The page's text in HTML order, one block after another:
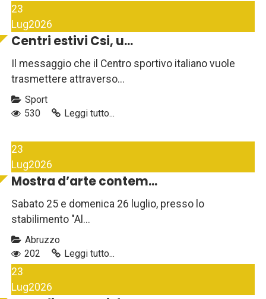
23
Lug2026
Centri estivi Csi, u...
Il messaggio che il Centro sportivo italiano vuole
trasmettere attraverso...
Sport
530
Leggi tutto...
23
Lug2026
Mostra d’arte contem...
Sabato 25 e domenica 26 luglio, presso lo
stabilimento "Al...
Abruzzo
202
Leggi tutto...
23
Lug2026